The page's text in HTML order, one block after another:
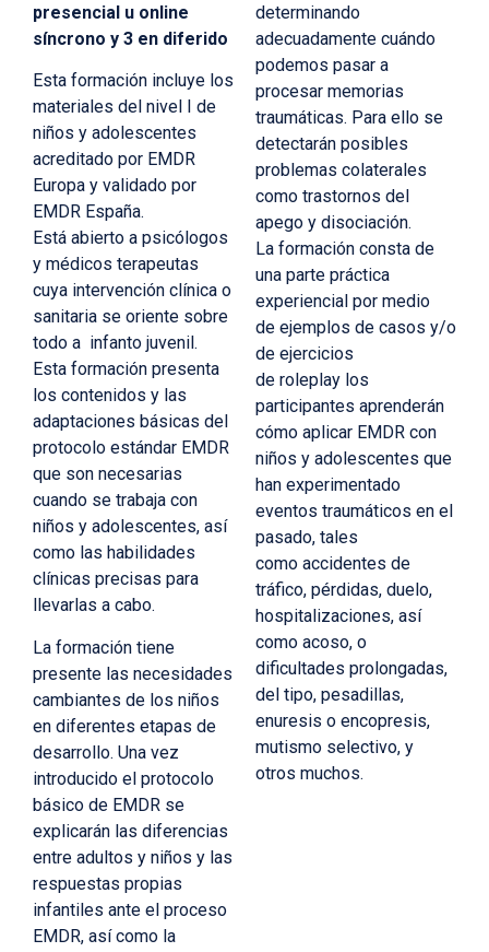
presencial u online
síncrono y 3 en diferido
Esta formación incluye los
materiales del nivel I de
niños y adolescentes
acreditado por EMDR
Europa y validado por
EMDR España.
Está abierto a psicólogos
y médicos terapeutas
cuya intervención clínica o
sanitaria se oriente sobre
todo a infanto juvenil.
Esta formación presenta
los contenidos y las
adaptaciones básicas del
protocolo estándar EMDR
que son necesarias
cuando se trabaja con
niños y adolescentes, así
como las habilidades
clínicas precisas para
llevarlas a cabo.
La formación tiene
presente las necesidades
cambiantes de los niños
en diferentes etapas de
desarrollo. Una vez
introducido el protocolo
básico de EMDR se
explicarán las diferencias
entre adultos y niños y las
respuestas propias
infantiles ante el proceso
EMDR, así como la
determinando
adecuadamente cuándo
podemos pasar a
procesar memorias
traumáticas. Para ello se
detectarán posibles
problemas colaterales
como trastornos del
apego y disociación.
La formación consta de
una parte práctica
experiencial por medio
de ejemplos de casos y/o
de ejercicios
de roleplay los
participantes aprenderán
cómo aplicar EMDR con
niños y adolescentes que
han experimentado
eventos traumáticos en el
pasado, tales
como accidentes de
tráfico, pérdidas, duelo,
hospitalizaciones, así
como acoso, o
dificultades prolongadas,
del tipo, pesadillas,
enuresis o encopresis,
mutismo selectivo, y
otros muchos.